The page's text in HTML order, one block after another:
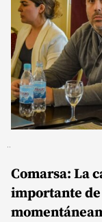
Comarsa: La
importante